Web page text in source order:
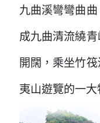
九曲溪彎彎曲
成九曲清流繞
開闊，乘坐竹
夷山遊覽的一大